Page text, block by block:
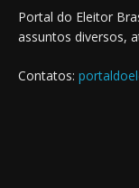
Portal do Eleitor
assuntos diversos,
Contatos: